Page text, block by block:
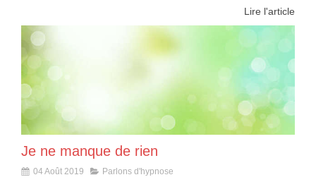
Lire l'article
Je ne manque de rien
04 Août 2019 Parlons d'hypnose